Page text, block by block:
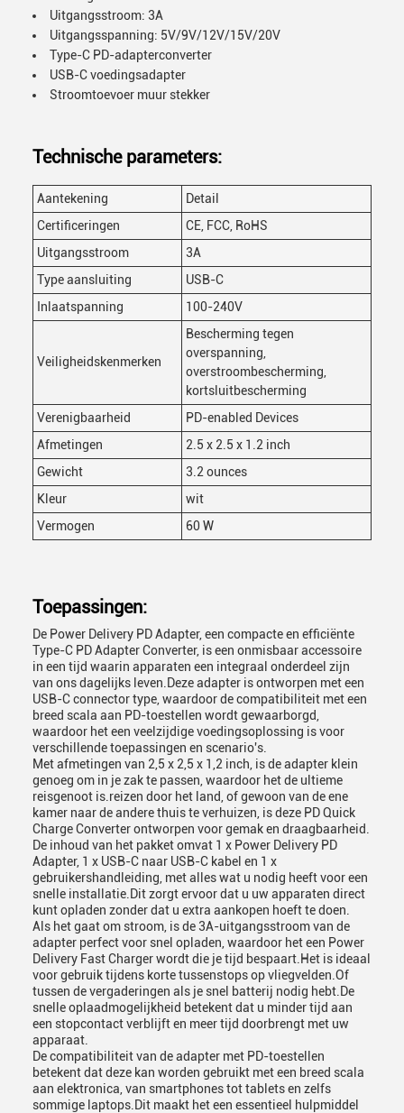
Uitgangsstroom: 3A
Uitgangsspanning: 5V/9V/12V/15V/20V
Type-C PD-adapterconverter
USB-C voedingsadapter
Stroomtoevoer muur stekker
Technische parameters:
Aantekening
Detail
Certificeringen
CE, FCC, RoHS
Uitgangsstroom
3A
Type aansluiting
USB-C
Inlaatspanning
100-240V
Veiligheidskenmerken
Bescherming tegen
overspanning,
overstroombescherming,
kortsluitbescherming
Verenigbaarheid
PD-enabled Devices
Afmetingen
2.5 x 2.5 x 1.2 inch
Gewicht
3.2 ounces
Kleur
wit
Vermogen
60 W
Toepassingen:
De Power Delivery PD Adapter, een compacte en efficiënte
Type-C PD Adapter Converter, is een onmisbaar accessoire
in een tijd waarin apparaten een integraal onderdeel zijn
van ons dagelijks leven.Deze adapter is ontworpen met een
USB-C connector type, waardoor de compatibiliteit met een
breed scala aan PD-toestellen wordt gewaarborgd,
waardoor het een veelzijdige voedingsoplossing is voor
verschillende toepassingen en scenario's.
Met afmetingen van 2,5 x 2,5 x 1,2 inch, is de adapter klein
genoeg om in je zak te passen, waardoor het de ultieme
reisgenoot is.reizen door het land, of gewoon van de ene
kamer naar de andere thuis te verhuizen, is deze PD Quick
Charge Converter ontworpen voor gemak en draagbaarheid.
De inhoud van het pakket omvat 1 x Power Delivery PD
Adapter, 1 x USB-C naar USB-C kabel en 1 x
gebruikershandleiding, met alles wat u nodig heeft voor een
snelle installatie.Dit zorgt ervoor dat u uw apparaten direct
kunt opladen zonder dat u extra aankopen hoeft te doen.
Als het gaat om stroom, is de 3A-uitgangsstroom van de
adapter perfect voor snel opladen, waardoor het een Power
Delivery Fast Charger wordt die je tijd bespaart.Het is ideaal
voor gebruik tijdens korte tussenstops op vliegvelden.Of
tussen de vergaderingen als je snel batterij nodig hebt.De
snelle oplaadmogelijkheid betekent dat u minder tijd aan
een stopcontact verblijft en meer tijd doorbrengt met uw
apparaat.
De compatibiliteit van de adapter met PD-toestellen
betekent dat deze kan worden gebruikt met een breed scala
aan elektronica, van smartphones tot tablets en zelfs
sommige laptops.Dit maakt het een essentieel hulpmiddel